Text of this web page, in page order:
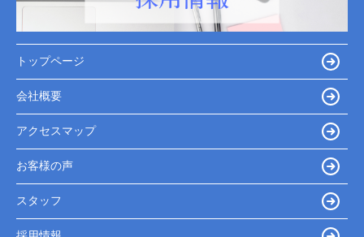
トップページ
会社概要
アクセスマップ
お客様の声
スタッフ